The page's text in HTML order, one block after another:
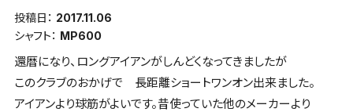
投稿日： 2017.11.06
シャフト： MP600
還暦になり、ロングアイアンがしんどくなってきましたが
このクラブのおかげで 長距離ショートワンオン出来ました。
アイアンより球筋がよいです。昔使っていた他のメーカーより